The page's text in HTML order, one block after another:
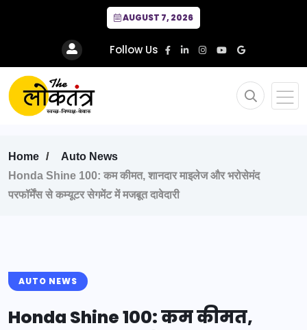
AUGUST 7, 2026
Follow Us
Home
Auto News
Honda Shine 100: कम कीमत, शानदार माइलेज और भरोसेमंद
परफॉर्मेंस से कम्यूटर सेगमेंट में मजबूत दावेदारी
AUTO NEWS
Honda Shine 100: कम कीमत,